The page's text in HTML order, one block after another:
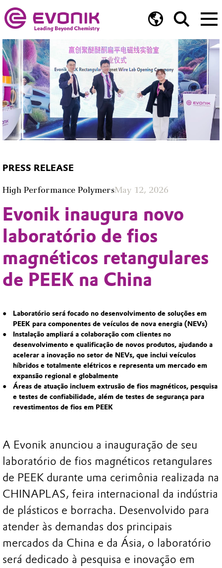
PRESS RELEASE
High Performance PolymersMay 12, 2026
Evonik inaugura novo
laboratório de fios
magnéticos retangulares
de PEEK na China
Laboratório será focado no desenvolvimento de soluções em
PEEK para componentes de veículos de nova energia (NEVs)
Instalação ampliará a colaboração com clientes no
desenvolvimento e qualificação de novos produtos, ajudando a
acelerar a inovação no setor de NEVs, que inclui veículos
híbridos e totalmente elétricos e representa um mercado em
expansão regional e globalmente
Áreas de atuação incluem extrusão de fios magnéticos, pesquisa
e testes de confiabilidade, além de testes de segurança para
revestimentos de fios em PEEK
A Evonik anunciou a inauguração de seu
laboratório de fios magnéticos retangulares
de PEEK durante uma cerimônia realizada na
CHINAPLAS, feira internacional da indústria
de plásticos e borracha. Desenvolvido para
atender às demandas dos principais
mercados da China e da Ásia, o laboratório
será dedicado à pesquisa e inovação em